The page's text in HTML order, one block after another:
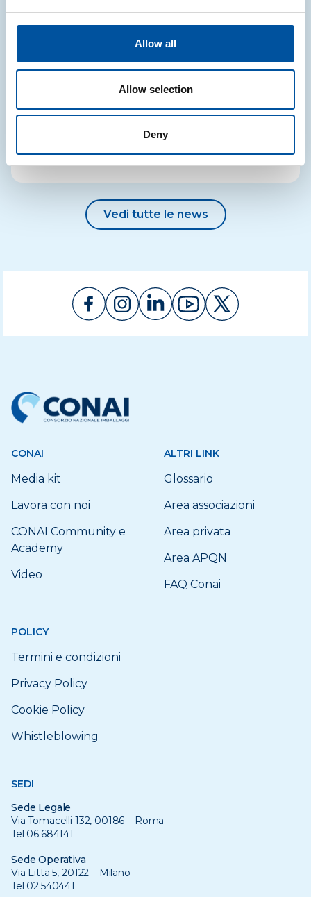
Allow all
Allow selection
Deny
Online nuove FAQ con risposte ai
quesiti più frequenti
CONAI ha ampliato la sezione FAQ relativa al PPWR:
aggiornati e inseriti nuovi contenuti
29.07.2026
Vedi tutte le news
CONAI
Media kit
Lavora con noi
CONAI Community e
Academy
Video
ALTRI LINK
Glossario
Area associazioni
Area privata
Area APQN
FAQ Conai
POLICY
Termini e condizioni
Privacy Policy
Cookie Policy
Whistleblowing
SEDI
Sede Legale
Via Tomacelli 132, 00186 – Roma
Tel 06.684141
Sede Operativa
Via Litta 5, 20122 – Milano
Tel 02.540441